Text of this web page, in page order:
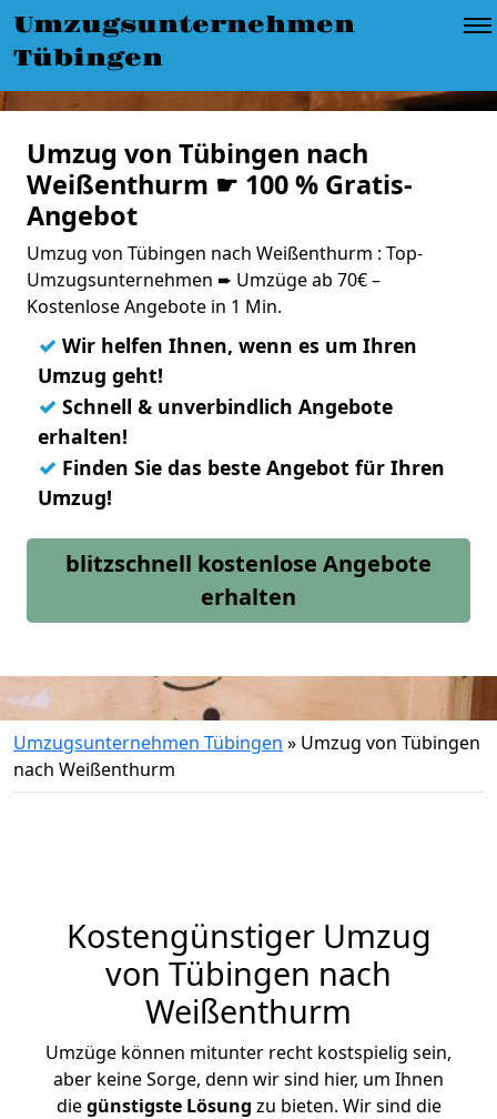
Umzugsunternehmen
Tübingen
Umzug von Tübingen nach
Weißenthurm ☛ 100 % Gratis-
Angebot
Umzug von Tübingen nach Weißenthurm : Top-
Umzugsunternehmen ➨ Umzüge ab 70€ –
Kostenlose Angebote in 1 Min.
✓ Wir helfen Ihnen, wenn es um Ihren
Umzug geht!
✓ Schnell & unverbindlich Angebote
erhalten!
✓ Finden Sie das beste Angebot für Ihren
Umzug!
blitzschnell kostenlose Angebote
erhalten
Umzugsunternehmen Tübingen » Umzug von Tübingen
nach Weißenthurm
Kostengünstiger Umzug
von Tübingen nach
Weißenthurm
Umzüge können mitunter recht kostspielig sein,
aber keine Sorge, denn wir sind hier, um Ihnen
diegünstigste Lösung zu bieten. Wir sind die